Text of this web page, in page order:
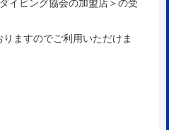
ますのでご利用いただけま